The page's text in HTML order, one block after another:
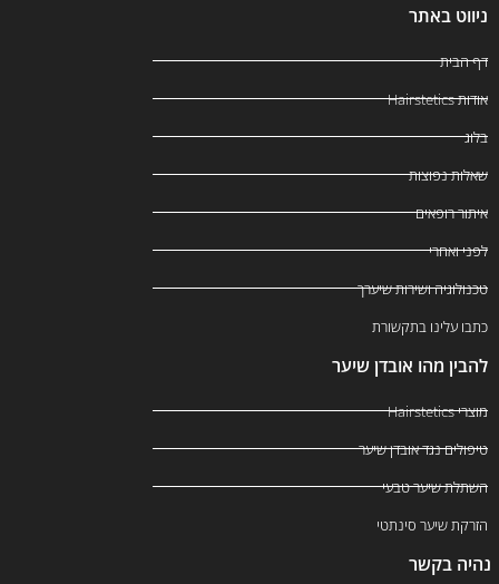
ניווט באתר
דף הבית
אודות Hairstetics
בלוג
שאלות נפוצות
איתור רופאים
לפני ואחרי
טכנולוגיה ושירות שיערך
כתבו עלינו בתקשורת
להבין מהו אובדן שיער
מוצרי Hairstetics
טיפולים נגד אובדן שיער
השתלת שיער טבעי
הזרקת שיער סינתטי
נהיה בקשר